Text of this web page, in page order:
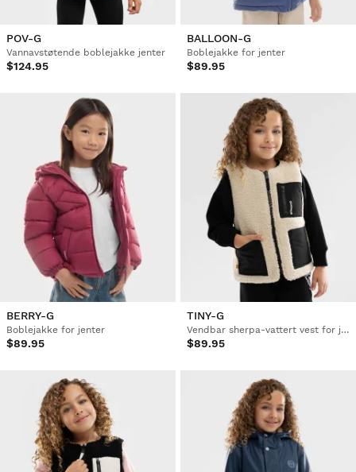
POV-G
Vannavstøtende boblejakke jenter
$124.95
BALLOON-G
Boblejakke for jenter
$89.95
BERRY-G
Boblejakke for jenter
$89.95
TINY-G
Vendbar sherpa-vattert vest for jenter
$89.95